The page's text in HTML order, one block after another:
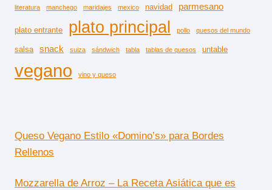
literatura manchego maridajes mexico navidad parmesano
plato entrante plato principal pollo quesos del mundo
salsa snack suiza sándwich tabla tablas de quesos untable
vegano vino y queso
Queso Vegano Estilo «Domino’s» para Bordes
Rellenos
Mozzarella de Arroz – La Receta Asiática que es